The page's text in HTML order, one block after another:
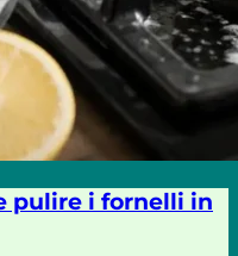
pulire i fornelli in